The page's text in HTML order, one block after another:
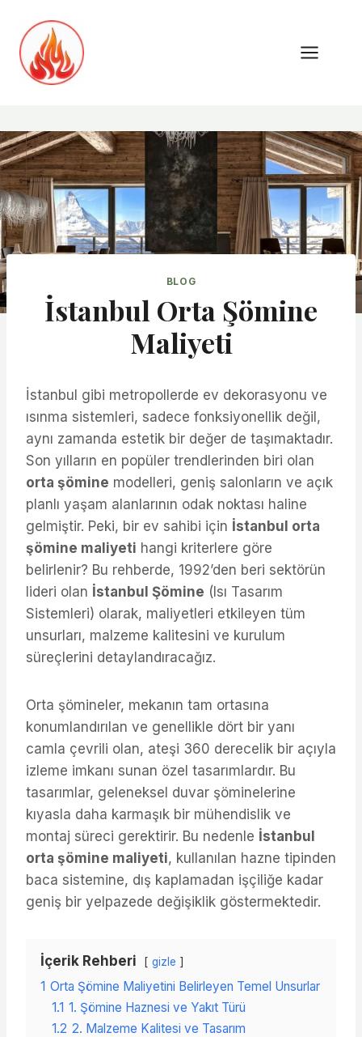
content
BLOG
İstanbul Orta Şömine
Maliyeti
İstanbul gibi metropollerde ev dekorasyonu ve
ısınma sistemleri, sadece fonksiyonellik değil,
aynı zamanda estetik bir değer de taşımaktadır.
Son yılların en popüler trendlerinden biri olan
orta şömine modelleri, geniş salonların ve açık
planlı yaşam alanlarının odak noktası haline
gelmiştir. Peki, bir ev sahibi için İstanbul orta
şömine maliyeti hangi kriterlere göre
belirlenir? Bu rehberde, 1992’den beri sektörün
lideri olan İstanbul Şömine (Isı Tasarım
Sistemleri) olarak, maliyetleri etkileyen tüm
unsurları, malzeme kalitesini ve kurulum
süreçlerini detaylandıracağız.
Orta şömineler, mekanın tam ortasına
konumlandırılan ve genellikle dört bir yanı
camla çevrili olan, ateşi 360 derecelik bir açıyla
izleme imkanı sunan özel tasarımlardır. Bu
tasarımlar, geleneksel duvar şöminelerine
kıyasla daha karmaşık bir mühendislik ve
montaj süreci gerektirir. Bu nedenle İstanbul
orta şömine maliyeti, kullanılan hazne tipinden
baca sistemine, dış kaplamadan işçiliğe kadar
geniş bir yelpazede değişiklik göstermektedir.
İçerik Rehberi gizle
1 Orta Şömine Maliyetini Belirleyen Temel Unsurlar
1.1 1. Şömine Haznesi ve Yakıt Türü
1.2 2. Malzeme Kalitesi ve Tasarım